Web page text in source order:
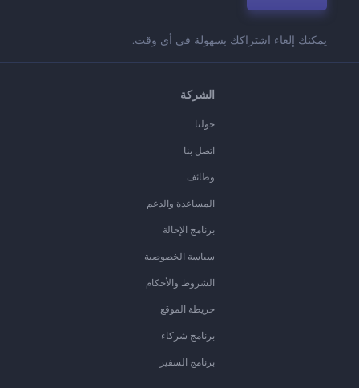
يمكنك إلغاء اشتراكك بسهولة في أي وقت.
الشركة
حولنا
اتصل بنا
وظائف
المساعدة والدعم
برنامج الإحالة
سياسة الخصوصية
الشروط والأحكام
خريطة الموقع
برنامج شركاء
برنامج السفير